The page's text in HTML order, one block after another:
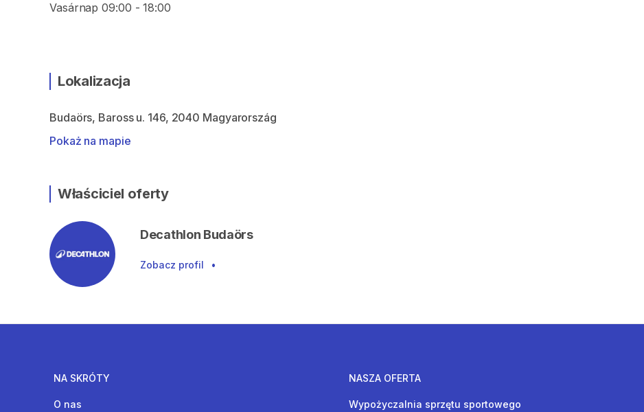
Vasárnap 09:00 - 18:00
Lokalizacja
Budaörs, Baross u. 146, 2040 Magyarország
Pokaż na mapie
Właściciel oferty
Decathlon Budaörs
Zobacz profil •
NA SKRÓTY
O nas
NASZA OFERTA
Wypożyczalnia sprzętu sportowego